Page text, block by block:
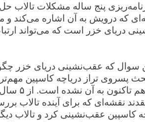
پنج ساله مشکلات تالاب
که درویش به آن اشاره می‌کند
دریای خزر است که می‌تواند
که عقب‌نشینی دریای خزر
پسروی تراز دریاچه کاسپین
معضلی است که به آن
نقشه‌ای که برای آینده تالاب
کاسپین عقب‌نشینی کرد و تالاب